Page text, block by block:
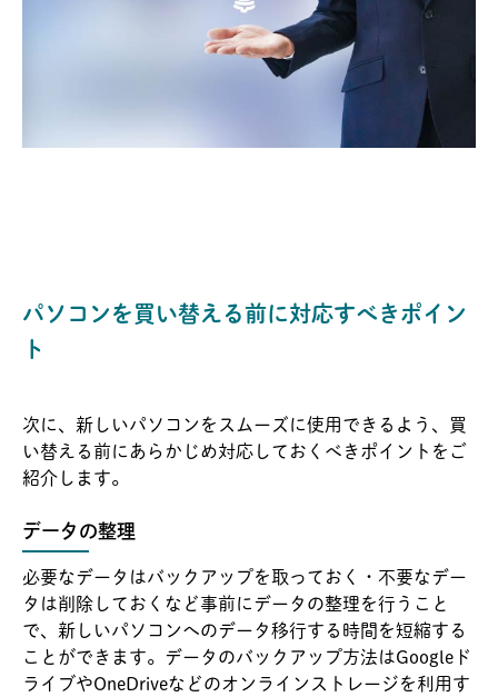
パソコンを買い替える前に対応すべきポイン
ト
次に、新しいパソコンをスムーズに使用できるよう、買
い替える前にあらかじめ対応しておくべきポイントをご
紹介します。
データの整理
必要なデータはバックアップを取っておく・不要なデー
タは削除しておくなど事前にデータの整理を行うこと
で、新しいパソコンへのデータ移行する時間を短縮する
ことができます。データのバックアップ方法はGoogleド
ライブやOneDriveなどのオンラインストレージを利用す